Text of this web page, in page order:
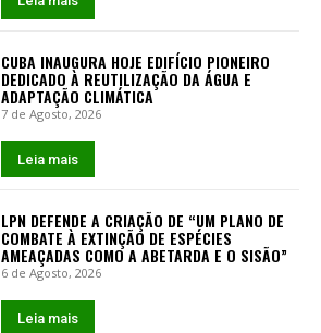
CUBA INAUGURA HOJE EDIFÍCIO PIONEIRO
DEDICADO À REUTILIZAÇÃO DA ÁGUA E
ADAPTAÇÃO CLIMÁTICA
7 de Agosto, 2026
Leia mais
LPN DEFENDE A CRIAÇÃO DE “UM PLANO DE
COMBATE À EXTINÇÃO DE ESPÉCIES
AMEAÇADAS COMO A ABETARDA E O SISÃO”
6 de Agosto, 2026
Leia mais